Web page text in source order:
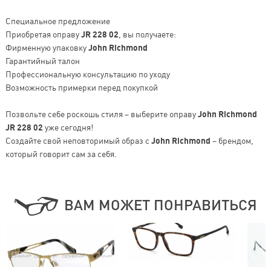
Специальное предложение
Приобретая оправуJR 228 02 , вы получаете:
Фирменную упаковкуJohn Richmond
Гарантийный талон
Профессиональную консультацию по уходу
Возможность примерки перед покупкой
Позвольте себе роскошь стиля – выберите оправуJohn Richmond
JR 228 02 уже сегодня!
Создайте свой неповторимый образ с John Richmond – брендом,
который говорит сам за себя.
ВАМ МОЖЕТ ПОНРАВИТЬСЯ